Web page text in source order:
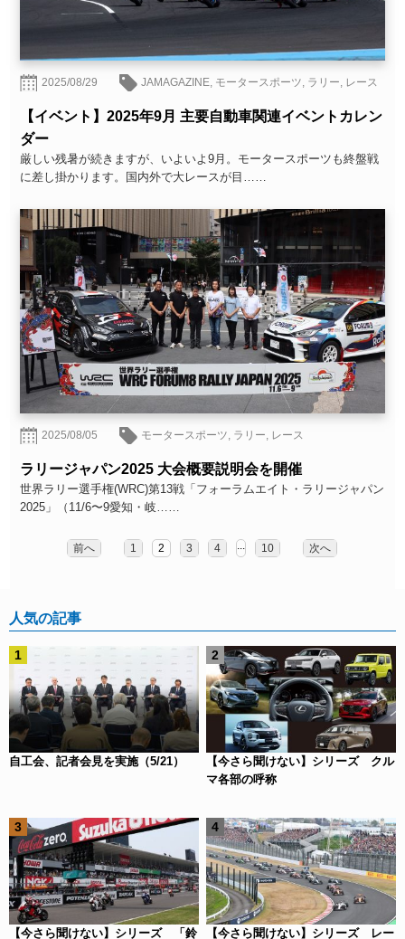
2025/08/29 JAMAGAZINE モータースポーツ ラリー レース
【イベント】2025年9月 主要自動車関連イベントカレン
ダー
厳しい残暑が続きますが、いよいよ9月。モータースポーツも終盤戦
に差し掛かります。国内外で大レースが目……
2025/08/05 モータースポーツ, ラリー, レース
ラリージャパン2025 大会概要説明会を開催
世界ラリー選手権(WRC)第13戦「フォーラムエイト・ラリージャパン
2025」（11/6〜9愛知・岐……
前へ 1 2 3 4 ... 10 次へ
人気の記事
自工会、記者会見を実施（5/21）
【今さら聞けない】シリーズ クル
マ各部の呼称
【今さら聞けない】シリーズ 「鈴 【今さら聞けない】シリーズ レー